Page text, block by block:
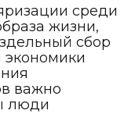
среди
жизни,
сбор
важно
люди